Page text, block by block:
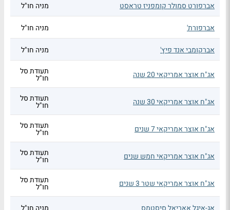
אברפורט סמולר קומפניז טראסט מניה חו"ל
אברפורת' מניה חו"ל
אברקומבי אנד פיץ' מניה חו"ל
אג"ח אוצר אמריקאי 20 שנה תעודת סל
חו"ל
אג"ח אוצר אמריקאי 30 שנה תעודת סל
חו"ל
אג"ח אוצר אמריקאי 7 שנים תעודת סל
חו"ל
אג"ח אוצר אמריקאי חמש שנים תעודת סל
חו"ל
אג"ח אוצר אמריקאי שטר 3 שנים תעודת סל
חו"ל